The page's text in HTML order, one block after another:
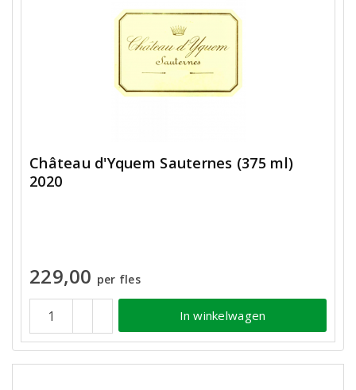
Château d'Yquem Sauternes (375 ml)
2020
229,00 per fles
In winkelwagen